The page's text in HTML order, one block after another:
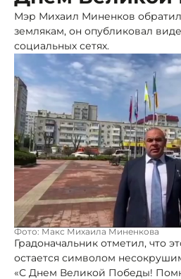
Мэр Михаил Миненков
землякам, он опубликовал
социальных сетях.
Фото: Макс Михаила Миненкова
Градоначальник отметил, что
остается символом
«С Днем Великой Победы!